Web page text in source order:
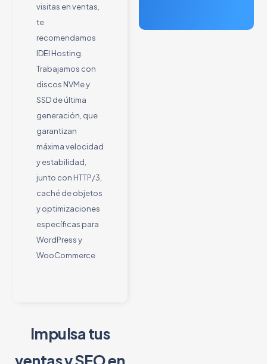
visitas en ventas,
te
recomendamos
IDEI Hosting.
Trabajamos con
discos NVMe y
SSD de última
generación, que
garantizan
máxima velocidad
y estabilidad,
junto con HTTP/3,
caché de objetos
y optimizaciones
específicas para
WordPress y
WooCommerce
Impulsa tus